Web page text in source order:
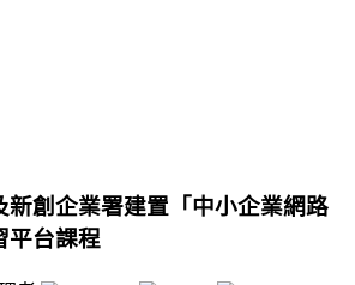
新創企業署建置「中小企業網路
平台課程